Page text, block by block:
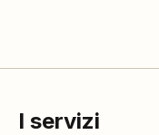
I servizi